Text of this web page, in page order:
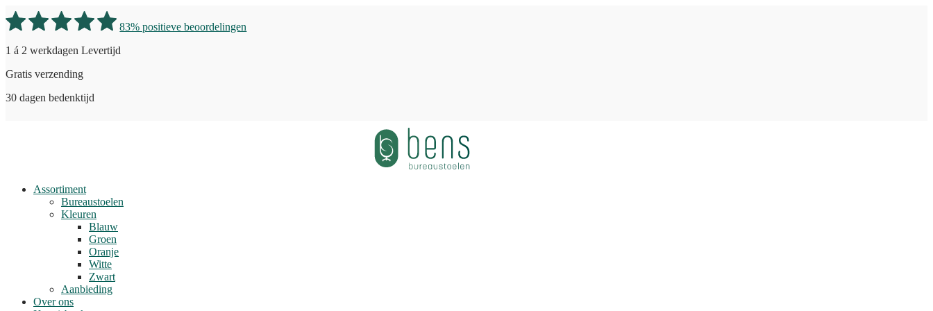
83% positieve beoordelingen
1 á 2 werkdagen Levertijd
Gratis verzending
30 dagen bedenktijd
Assortiment
Bureaustoelen
Kleuren
Blauw
Groen
Oranje
Witte
Zwart
Aanbieding
Over ons